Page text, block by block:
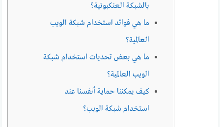
بالشبكة العنكبوتية؟
ما هي فوائد استخدام شبكة الويب
العالمية؟
ما هي بعض تحديات استخدام شبكة
الويب العالمية؟
كيف يمكننا حماية أنفسنا عند
استخدام شبكة الويب؟